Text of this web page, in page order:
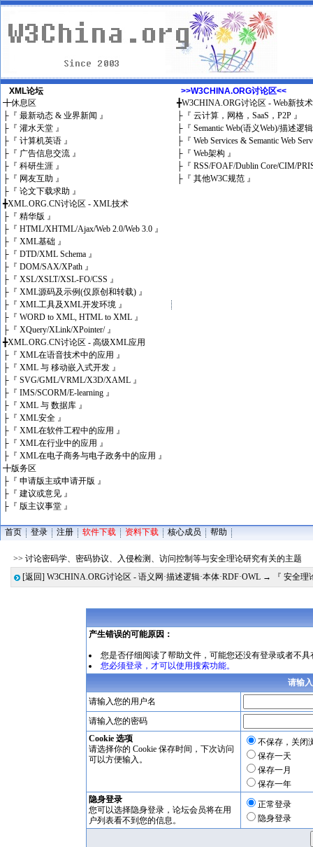
XML论坛
╋休息区
├ 『 最新动态 & 业界新闻 』
├ 『 灌水天堂 』
├ 『 计算机英语 』
├ 『 广告信息交流 』
├ 『 科研生涯 』
├ 『 网友互助 』
├ 『 论文下载求助 』
╋XML.ORG.CN讨论区 - XML技术
├ 『 精华版 』
├ 『 HTML/XHTML/Ajax/Web 2.0/Web 3.0 』
├ 『 XML基础 』
├ 『 DTD/XML Schema 』
├ 『 DOM/SAX/XPath 』
├ 『 XSL/XSLT/XSL-FO/CSS 』
├ 『 XML源码及示例(仅原创和转载) 』
├ 『 XML工具及XML开发环境 』
├ 『 WORD to XML, HTML to XML 』
├ 『 XQuery/XLink/XPointer/ 』
╋XML.ORG.CN讨论区 - 高级XML应用
├ 『 XML在语音技术中的应用 』
├ 『 XML 与 移动嵌入式开发 』
├ 『 SVG/GML/VRML/X3D/XAML 』
├ 『 IMS/SCORM/E-learning 』
├ 『 XML 与 数据库 』
├ 『 XML安全 』
├ 『 XML在软件工程中的应用 』
├ 『 XML在行业中的应用 』
├ 『 XML在电子商务与电子政务中的应用 』
╋版务区
├ 『 申请版主或申请开版 』
├ 『 建议或意见 』
├ 『 版主议事堂 』
>>W3CHINA.ORG讨论区<<
╋W3CHINA.ORG讨论区 - Web新技
├ 『 云计算，网格，SaaS，P2P 』
├ 『 Semantic Web(语义Web)/描述逻
├ 『 Web Services & Semantic Web
├ 『 Web架构 』
├ 『 RSS/FOAF/Dublin Core/CIM/
├ 『 其他W3C规范 』
首页 登录 注册 软件下载 资料下载 核心成员 帮助
>> 讨论密码学、密码协议、入侵检测、访问控制等与安全理论研究有关的主题
[返回] W3CHINA.ORG讨论区 - 语义网·描述逻辑·本体·RDF·OWL → 『 安全理
产生错误的可能原因：
您是否仔细阅读了帮助文件，可能您还没有登录或者不
您必须登录，才可以使用搜索功能。
请输
请输入您的用户名
请输入您的密码
Cookie 选项
请选择你的 Cookie 保存时间，下次访问
可以方便输入。
不保存，关闭
保存一天
保存一月
保存一年
隐身登录
您可以选择隐身登录，论坛会员将在用
户列表看不到您的信息。
正常登录
隐身登录